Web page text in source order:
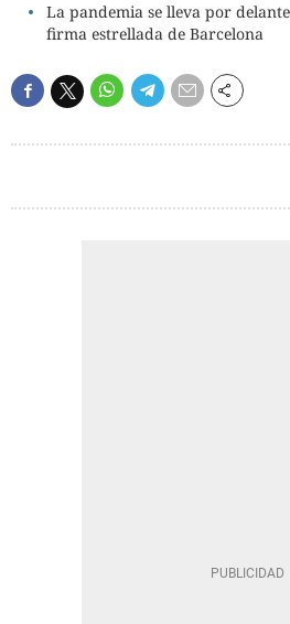
La pandemia se lleva por
firma estrellada de Barcelona